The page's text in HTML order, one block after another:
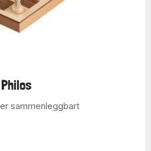
sammenleggbart